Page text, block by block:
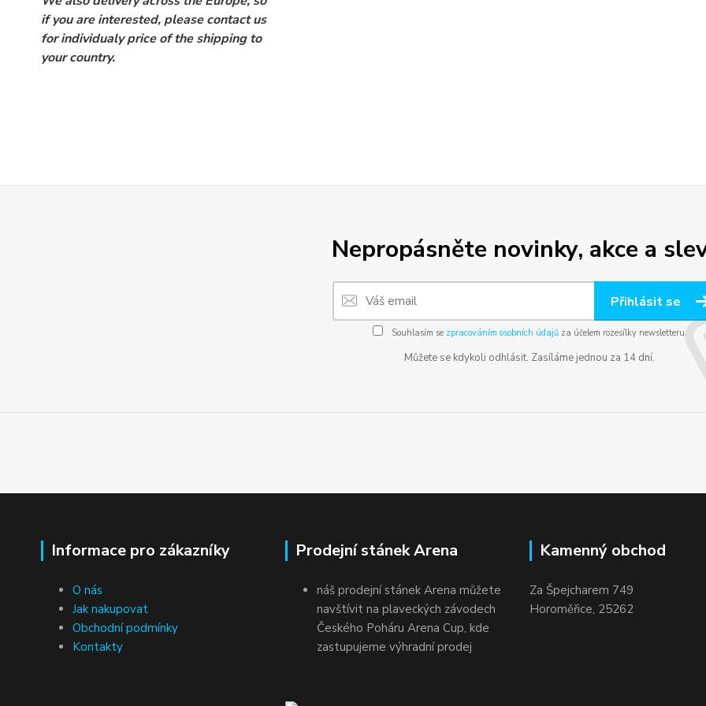
if you are interested, please contact us
for individualy price of the shipping to
your country.
Nepropásněte novinky, akce a
Přihlásit se
Souhlasím se zpracováním osobních údajůza účelem rozesílky newsletteru.
Můžete se kdykoli odhlásit. Zasíláme jednou za 14 dní.
Informace pro zákazníky
O nás
Jak nakupovat
Obchodní podmínky
Kontakty
Prodejní stánek Arena
náš prodejní stánek Arena můžete
navštívit na plaveckých závodech
Českého Poháru Arena Cup, kde
zastupujeme výhradní prodej
Kamenný obchod
Za Špejcharem 749
Horoměřice, 25262